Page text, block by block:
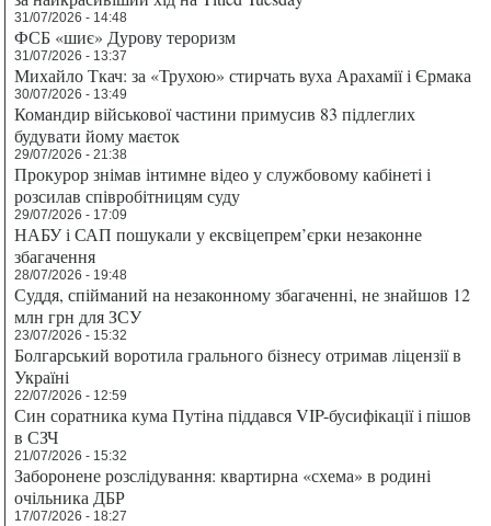
31/07/2026 - 14:48
ФСБ «шиє» Дурову тероризм
31/07/2026 - 13:37
Михайло Ткач: за «Трухою» стирчать вуха Арахамії і Єрмака
30/07/2026 - 13:49
Командир військової частини примусив 83 підлеглих
будувати йому маєток
29/07/2026 - 21:38
Прокурор знімав інтимне відео у службовому кабінеті і
розсилав співробітницям суду
29/07/2026 - 17:09
НАБУ і САП пошукали у ексвіцепрем’єрки незаконне
збагачення
28/07/2026 - 19:48
Суддя, спійманий на незаконному збагаченні, не знайшов 12
млн грн для ЗСУ
23/07/2026 - 15:32
Болгарський воротила грального бізнесу отримав ліцензії в
Україні
22/07/2026 - 12:59
Син соратника кума Путіна піддався VIP-бусифікації і пішов
в СЗЧ
21/07/2026 - 15:32
Заборонене розслідування: квартирна «схема» в родині
очільника ДБР
17/07/2026 - 18:27